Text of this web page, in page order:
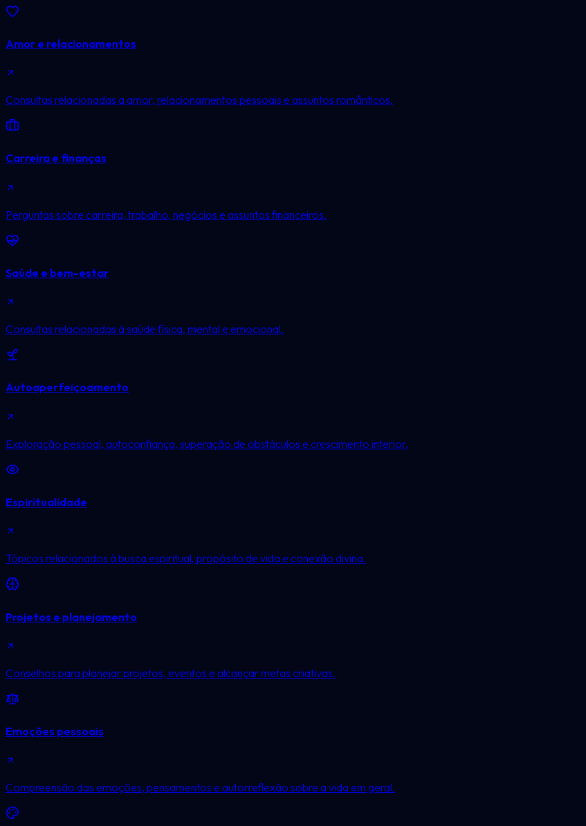
Amor e relacionamentos
Consultas relacionadas a amor, relacionamentos pessoais e assuntos românticos.
Carreira e finanças
Perguntas sobre carreira, trabalho, negócios e assuntos financeiros.
Saúde e bem-estar
Consultas relacionadas à saúde física, mental e emocional.
Autoaperfeiçoamento
Exploração pessoal, autoconfiança, superação de obstáculos e crescimento interior.
Espiritualidade
Tópicos relacionados à busca espiritual, propósito de vida e conexão divina.
Projetos e planejamento
Conselhos para planejar projetos, eventos e alcançar metas criativas.
Emoções pessoais
Compreensão das emoções, pensamentos e autorreflexão sobre a vida em geral.